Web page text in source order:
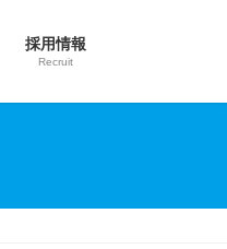
採用情報
Recruit